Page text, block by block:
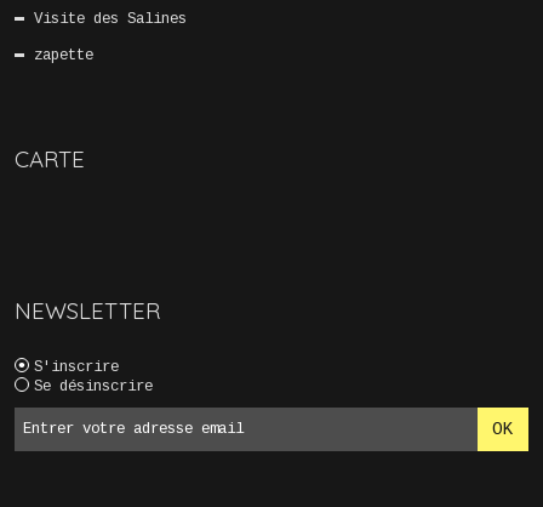
Visite des Salines
zapette
CARTE
NEWSLETTER
S'inscrire
Se désinscrire